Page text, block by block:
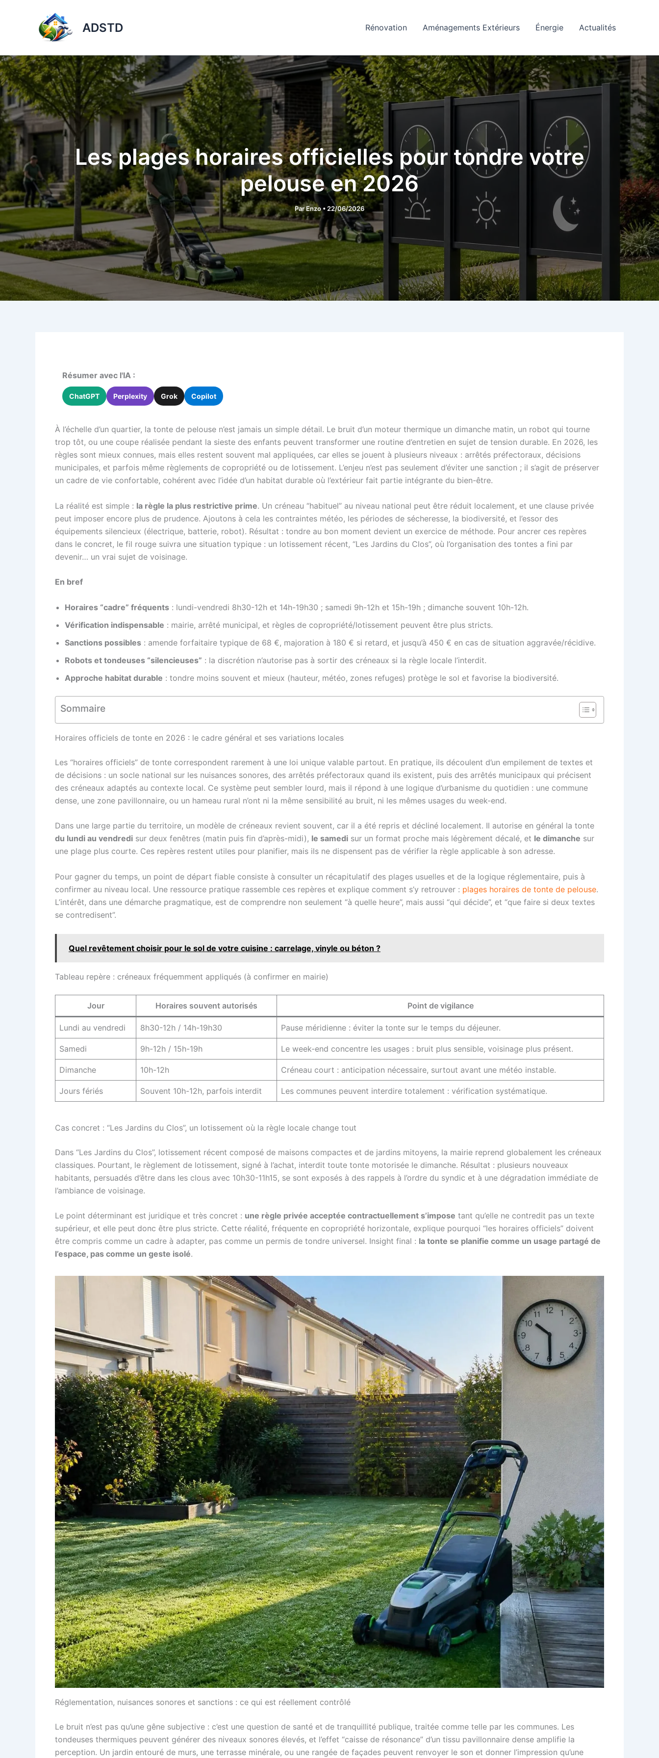
ADSTD Rénovation Aménagements Extérieurs Énergie Actualités
Les plages horaires officielles pour tondre votre
pelouse en 2026
ParEnzo• 22/06/2026
Résumer avec l'IA :
ChatGPT Perplexity Grok Copilot
À l’échelle d’un quartier, la tonte de pelouse n’est jamais un simple détail. Le bruit d’un moteur thermique un dimanche matin, un robot qui tourne
trop tôt, ou une coupe réalisée pendant la sieste des enfants peuvent transformer une routine d’entretien en sujet de tension durable. En 2026, les
règles sont mieux connues, mais elles restent souvent mal appliquées, car elles se jouent à plusieurs niveaux : arrêtés préfectoraux, décisions
municipales, et parfois même règlements de copropriété ou de lotissement. L’enjeu n’est pas seulement d’éviter une sanction ; il s’agit de préserver
un cadre de vie confortable, cohérent avec l’idée d’un habitat durable où l’extérieur fait partie intégrante du bien-être.
La réalité est simple : la règle la plus restrictive prime. Un créneau “habituel” au niveau national peut être réduit localement, et une clause privée
peut imposer encore plus de prudence. Ajoutons à cela les contraintes météo, les périodes de sécheresse, la biodiversité, et l’essor des
équipements silencieux (électrique, batterie, robot). Résultat : tondre au bon moment devient un exercice de méthode. Pour ancrer ces repères
dans le concret, le fil rouge suivra une situation typique : un lotissement récent, “Les Jardins du Clos”, où l’organisation des tontes a fini par
devenir… un vrai sujet de voisinage.
En bref
Horaires “cadre” fréquents : lundi-vendredi 8h30-12h et 14h-19h30 ; samedi 9h-12h et 15h-19h ; dimanche souvent 10h-12h.
Vérification indispensable : mairie, arrêté municipal, et règles de copropriété/lotissement peuvent être plus stricts.
Sanctions possibles : amende forfaitaire typique de 68 €, majoration à 180 € si retard, et jusqu’à 450 € en cas de situation aggravée/récidive.
Robots et tondeuses “silencieuses” : la discrétion n’autorise pas à sortir des créneaux si la règle locale l’interdit.
Approche habitat durable : tondre moins souvent et mieux (hauteur, météo, zones refuges) protège le sol et favorise la biodiversité.
Sommaire
Horaires officiels de tonte en 2026 : le cadre général et ses variations locales
Les “horaires officiels” de tonte correspondent rarement à une loi unique valable partout. En pratique, ils découlent d’un empilement de textes et
de décisions : un socle national sur les nuisances sonores, des arrêtés préfectoraux quand ils existent, puis des arrêtés municipaux qui précisent
des créneaux adaptés au contexte local. Ce système peut sembler lourd, mais il répond à une logique d’urbanisme du quotidien : une commune
dense, une zone pavillonnaire, ou un hameau rural n’ont ni la même sensibilité au bruit, ni les mêmes usages du week-end.
Dans une large partie du territoire, un modèle de créneaux revient souvent, car il a été repris et décliné localement. Il autorise en général la tonte
du lundi au vendredi sur deux fenêtres (matin puis fin d’après-midi), le samedi sur un format proche mais légèrement décalé, et le dimanche sur
une plage plus courte. Ces repères restent utiles pour planifier, mais ils ne dispensent pas de vérifier la règle applicable à son adresse.
Pour gagner du temps, un point de départ fiable consiste à consulter un récapitulatif des plages usuelles et de la logique réglementaire, puis à
confirmer au niveau local. Une ressource pratique rassemble ces repères et explique comment s’y retrouver : plages horaires de tonte de pelouse.
L’intérêt, dans une démarche pragmatique, est de comprendre non seulement “à quelle heure”, mais aussi “qui décide”, et “que faire si deux textes
se contredisent”.
Quel revêtement choisir pour le sol de votre cuisine : carrelage, vinyle ou béton ?
Tableau repère : créneaux fréquemment appliqués (à confirmer en mairie)
Jour Horaires souvent autorisés Point de vigilance
Lundi au vendredi 8h30-12h / 14h-19h30 Pause méridienne : éviter la tonte sur le temps du déjeuner.
Samedi 9h-12h / 15h-19h Le week-end concentre les usages : bruit plus sensible, voisinage plus présent.
Dimanche 10h-12h Créneau court : anticipation nécessaire, surtout avant une météo instable.
Jours fériés Souvent 10h-12h, parfois interdit Les communes peuvent interdire totalement : vérification systématique.
Cas concret : “Les Jardins du Clos”, un lotissement où la règle locale change tout
Dans “Les Jardins du Clos”, lotissement récent composé de maisons compactes et de jardins mitoyens, la mairie reprend globalement les créneaux
classiques. Pourtant, le règlement de lotissement, signé à l’achat, interdit toute tonte motorisée le dimanche. Résultat : plusieurs nouveaux
habitants, persuadés d’être dans les clous avec 10h30-11h15, se sont exposés à des rappels à l’ordre du syndic et à une dégradation immédiate de
l’ambiance de voisinage.
Le point déterminant est juridique et très concret : une règle privée acceptée contractuellement s’impose tant qu’elle ne contredit pas un texte
supérieur, et elle peut donc être plus stricte. Cette réalité, fréquente en copropriété horizontale, explique pourquoi “les horaires officiels” doivent
être compris comme un cadre à adapter, pas comme un permis de tondre universel. Insight final : la tonte se planifie comme un usage partagé de
l’espace, pas comme un geste isolé.
Réglementation, nuisances sonores et sanctions : ce qui est réellement contrôlé
Le bruit n’est pas qu’une gêne subjective : c’est une question de santé et de tranquillité publique, traitée comme telle par les communes. Les
tondeuses thermiques peuvent générer des niveaux sonores élevés, et l’effet “caisse de résonance” d’un tissu pavillonnaire dense amplifie la
perception. Un jardin entouré de murs, une terrasse minérale, ou une rangée de façades peuvent renvoyer le son et donner l’impression qu’une